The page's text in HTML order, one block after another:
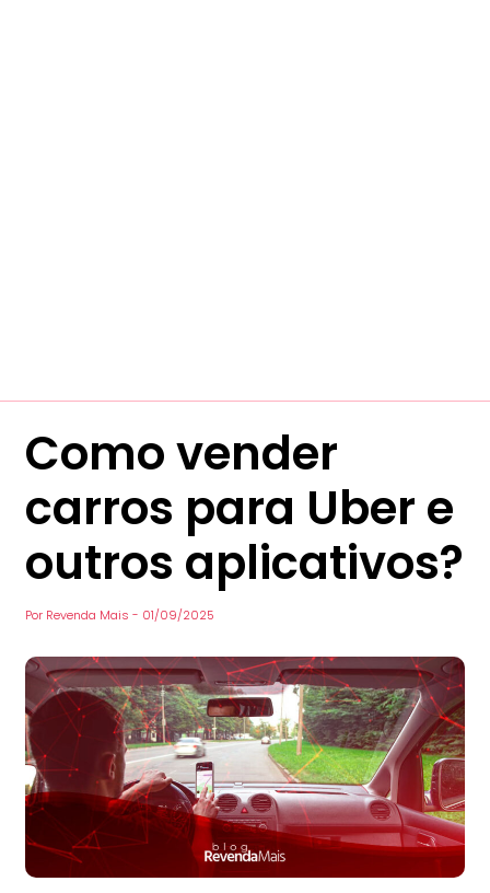
Como vender
carros para Uber e
outros aplicativos?
Por Revenda Mais- 01/09/2025